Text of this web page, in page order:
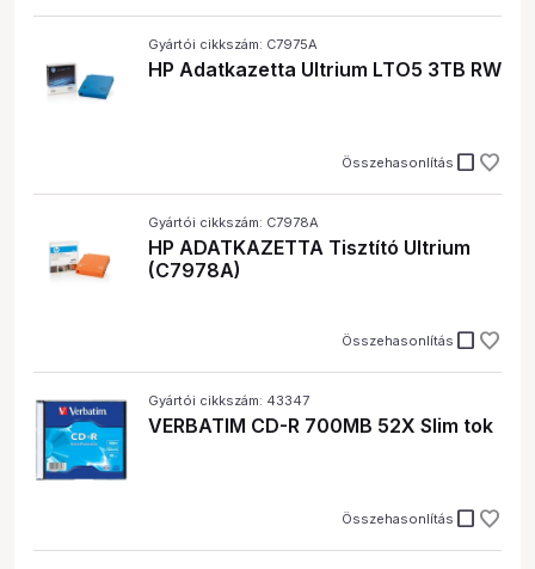
Gyártói cikkszám: C7975A
HP Adatkazetta Ultrium LTO5 3TB RW
Összehasonlítás check_box_outline_blank
Gyártói cikkszám: C7978A
HP ADATKAZETTA Tisztító Ultrium
(C7978A)
Összehasonlítás check_box_outline_blank
Gyártói cikkszám: 43347
VERBATIM CD-R 700MB 52X Slim tok
Összehasonlítás check_box_outline_blank